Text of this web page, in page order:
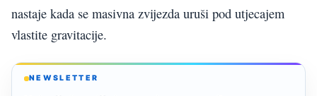
nastaje kada se masivna zvijezda uruši pod utjecajem
vlastite gravitacije.
NEWSLETTER